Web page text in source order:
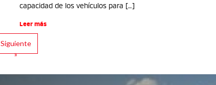
capacidad de los vehículos para […]
Leer más
Siguiente
»